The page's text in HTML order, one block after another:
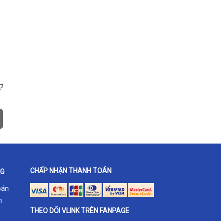
CHẤP NHẬN THANH TOÁN
THEO DÕI VLINK TRÊN FANPAGE